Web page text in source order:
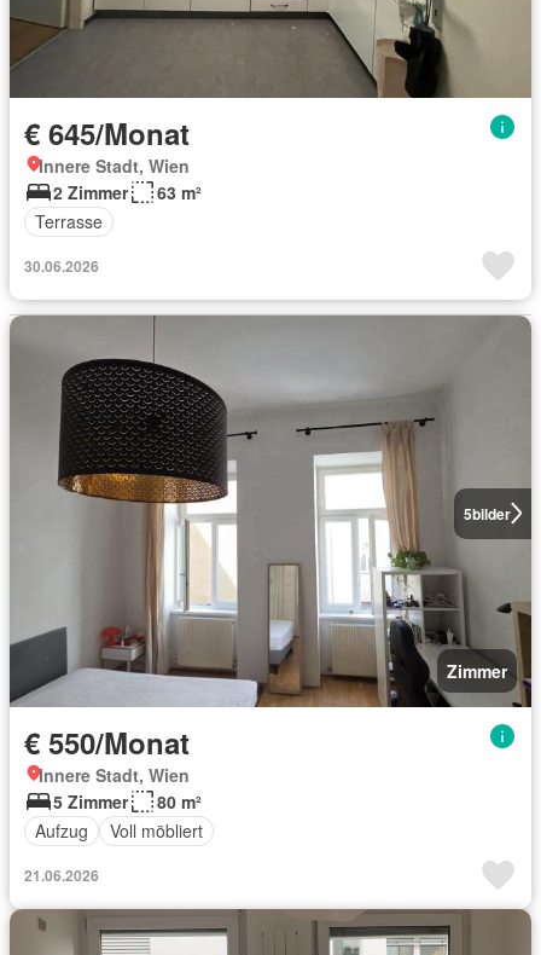
€ 645/Monat
Innere Stadt, Wien
2 Zimmer
63 m²
Terrasse
30.06.2026
5bilder
Zimmer
€ 550/Monat
Innere Stadt, Wien
5 Zimmer
80 m²
Aufzug
Voll möbliert
21.06.2026